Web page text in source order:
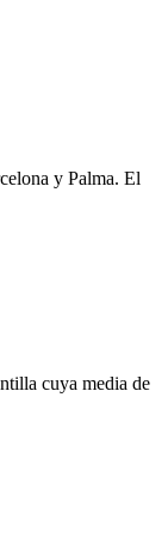
y Palma. El
cuya media de